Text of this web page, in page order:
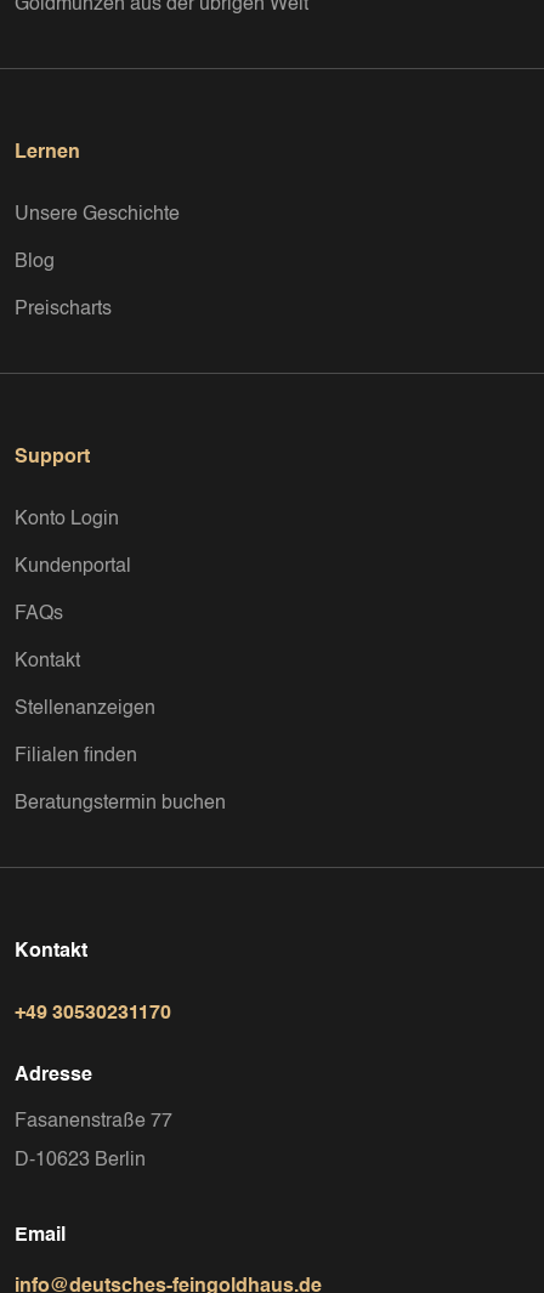
Goldmünzen aus der übrigen Welt
Lernen
Unsere Geschichte
Blog
Preischarts
Support
Konto Login
Kundenportal
FAQs
Kontakt
Stellenanzeigen
Filialen finden
Beratungstermin buchen
Kontakt
+49 30530231170
Adresse
Fasanenstraße 77
D-10623 Berlin
Email
info@deutsches-feingoldhaus.de